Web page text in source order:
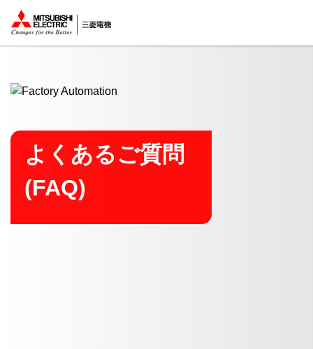
ここから本文
よくあるご質問
(FAQ)